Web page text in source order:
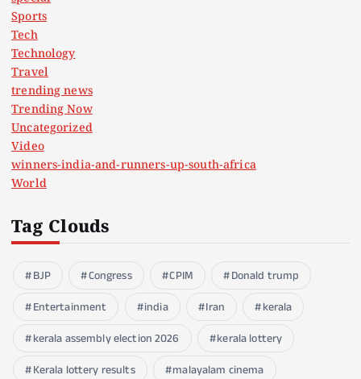
Sports
Tech
Technology
Travel
trending news
Trending Now
Uncategorized
Video
winners-india-and-runners-up-south-africa
World
Tag Clouds
BJP Congress CPIM
Donald trump
Entertainment
india Iran
kerala
kerala assembly election 2026
kerala lottery
Kerala lottery results
malayalam cinema